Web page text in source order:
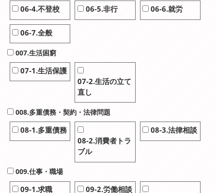
06-4.不登校 06-5.非行 06-6.就労
06-7.全般
007.生活困窮
07-1.生活保護
07-2.生活の立て
直し
008.多重債務・契約・法律問題
08-1.多重債務
08-2.消費者トラ
ブル
08-3.法律相談
009.仕事・職場
09-1.求職
09-2.労働相談